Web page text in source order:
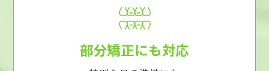
部分矯正にも対応